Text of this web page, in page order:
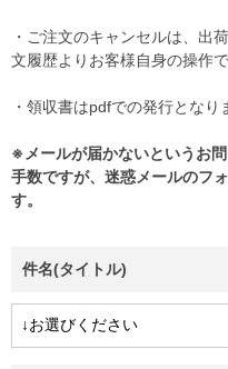
・ご注文のキャンセルは、出
文履歴よりお客様自身の操作で
・領収書はpdfでの発行となり
※メールが届かないというお
手数ですが、迷惑メールのフ
す。
件名(タイトル)